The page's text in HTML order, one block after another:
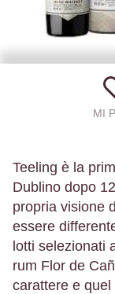
MI
Teeling è la
Dublino dopo
propria visione
essere
lotti selezionati
rum Flor de
carattere e quel